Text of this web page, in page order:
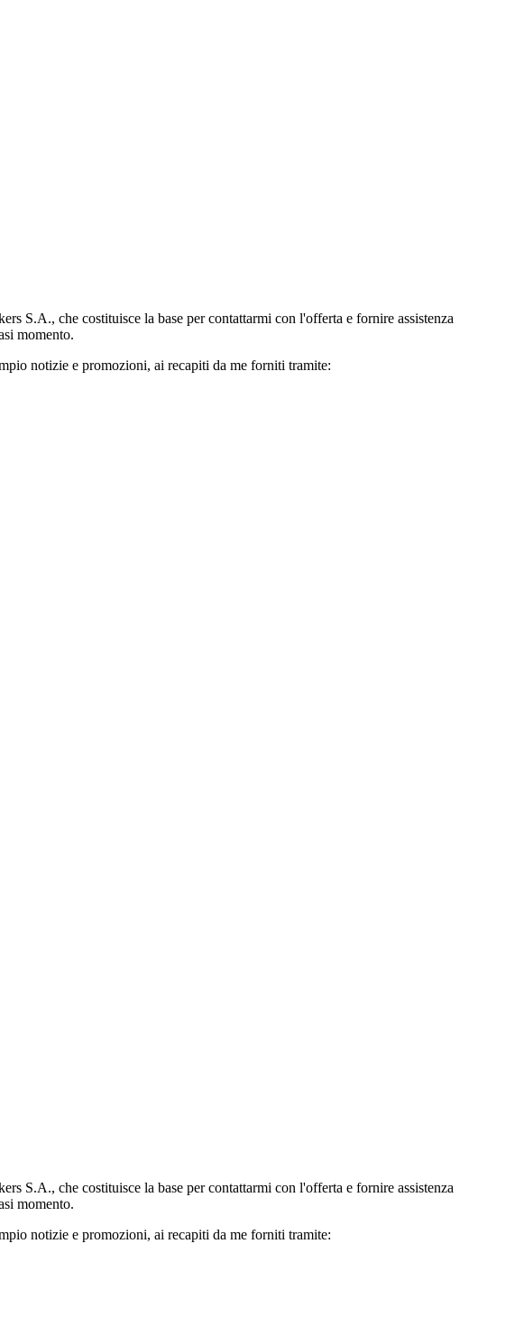
S.A., che costituisce la base per contattarmi con l'offerta e fornire assistenza
momento.
notizie e promozioni, ai recapiti da me forniti tramite:
S.A., che costituisce la base per contattarmi con l'offerta e fornire assistenza
momento.
notizie e promozioni, ai recapiti da me forniti tramite: